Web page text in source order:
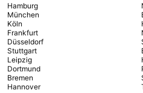
Hamburg
München
Köln
Frankfurt
Düsseldorf
Stuttgart
Leipzig
Dortmund
Bremen
Hannover